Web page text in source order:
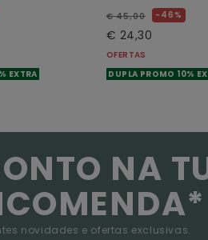
EXTRA
€ 45,00 46%
€ 24,30
OFERTAS
DUPLA PROMO 10%
NA
novidades e ofertas exclusivas.